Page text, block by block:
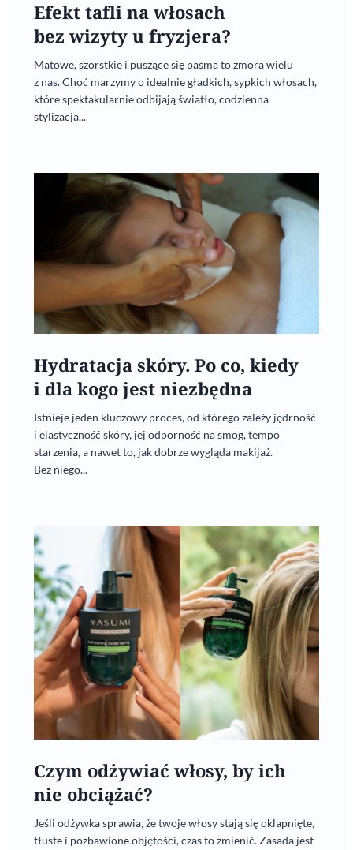
Efekt tafli na włosach
bez wizyty u fryzjera?
Matowe, szorstkie i puszące się pasma to zmora wielu
z nas. Choć marzymy o idealnie gładkich, sypkich włosach,
które spektakularnie odbijają światło, codzienna
stylizacja...
Hydratacja skóry. Po co, kiedy
i dla kogo jest niezbędna
Istnieje jeden kluczowy proces, od którego zależy jędrność
i elastyczność skóry, jej odporność na smog, tempo
starzenia, a nawet to, jak dobrze wygląda makijaż.
Bez niego...
Czym odżywiać włosy, by ich
nie obciążać?
Jeśli odżywka sprawia, że twoje włosy stają się oklapnięte,
tłuste i pozbawione objętości, czas to zmienić. Zasada jest